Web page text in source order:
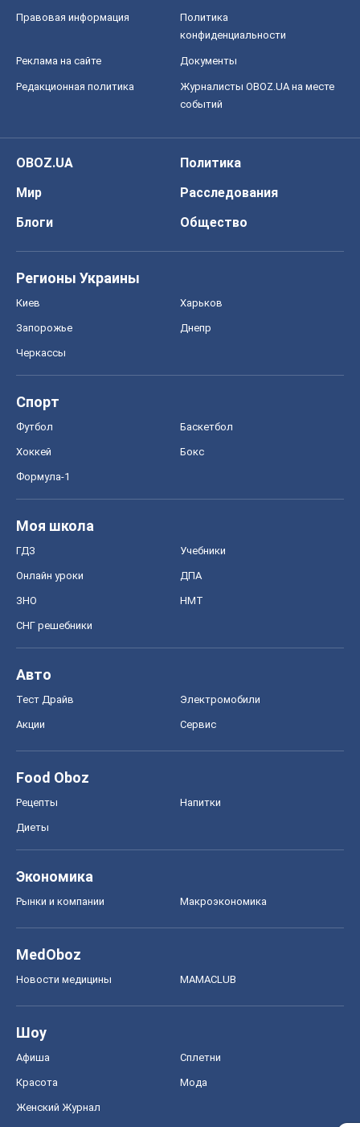
Правовая информация
Политика
конфиденциальности
Реклама на сайте Документы
Редакционная политика
Журналисты OBOZ.UA на месте
событий
OBOZ.UA
Политика
Мир
Расследования
Блоги
Общество
Регионы Украины
Киев Харьков
Запорожье Днепр
Черкассы
Спорт
Футбол Баскетбол
Хоккей Бокс
Формула-1
Моя школа
ГДЗ Учебники
Онлайн уроки ДПА
ЗНО НМТ
СНГ решебники
Авто
Тест Драйв Электромобили
Акции Сервис
Food Oboz
Рецепты Напитки
Диеты
Экономика
Рынки и компании Mакроэкономика
MedOboz
Новости медицины MAMACLUB
Шоу
Афиша Сплетни
Красота Мода
Женский Журнал